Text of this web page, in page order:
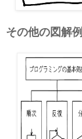
その他の図解例